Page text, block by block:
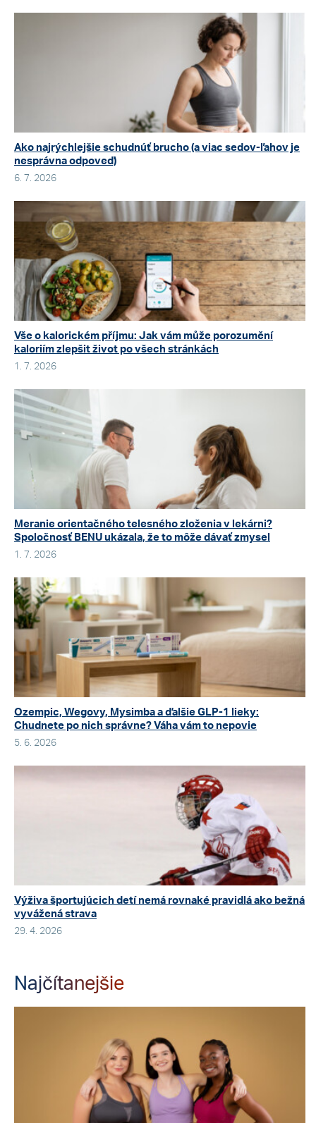
Ako najrýchlejšie schudnúť brucho (a viac sedov-ľahov je
nesprávna odpoveď)
6. 7. 2026
Vše o kalorickém příjmu: Jak vám může porozumění
kaloriím zlepšit život po všech stránkách
1. 7. 2026
Meranie orientačného telesného zloženia v lekárni?
Spoločnosť BENU ukázala, že to môže dávať zmysel
1. 7. 2026
Ozempic, Wegovy, Mysimba a ďalšie GLP-1 lieky:
Chudnete po nich správne? Váha vám to nepovie
5. 6. 2026
Výživa športujúcich detí nemá rovnaké pravidlá ako bežná
vyvážená strava
29. 4. 2026
Najčítanejšie